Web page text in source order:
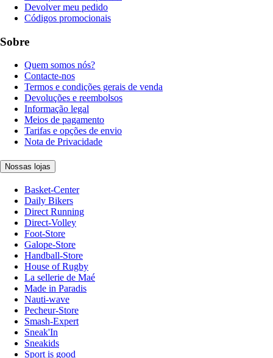
Devolver meu pedido
Códigos promocionais
Sobre
Quem somos nós?
Contacte-nos
Termos e condições gerais de venda
Devoluções e reembolsos
Informação legal
Meios de pagamento
Tarifas e opções de envio
Nota de Privacidade
Nossas lojas
Basket-Center
Daily Bikers
Direct Running
Direct-Volley
Foot-Store
Galope-Store
Handball-Store
House of Rugby
La sellerie de Maé
Made in Paradis
Nauti-wave
Pecheur-Store
Smash-Expert
Sneak'In
Sneakids
Sport is good